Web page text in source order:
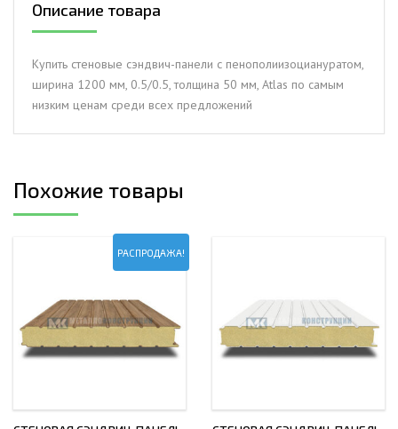
ширина
1200
0.5/0.5,
толщина
мм,
Описание товара
Купить стеновые сэндвич-панели с пенополиизоциануратом,
ширина 1200 мм, 0.5/0.5, толщина 50 мм, Atlas по самым
низким ценам среди всех предложений
Похожие товары
РАСПРОДАЖА!